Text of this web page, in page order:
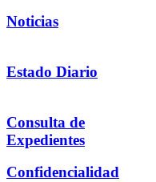
Noticias
Estado Diario
Consulta de
Expedientes
Confidencialidad